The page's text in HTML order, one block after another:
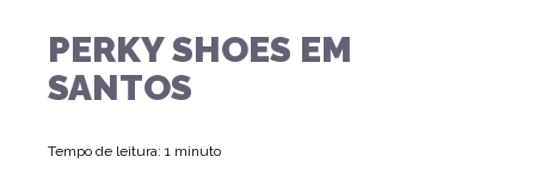
PERKY SHOES EM
SANTOS
Tempo de leitura: 1 minuto